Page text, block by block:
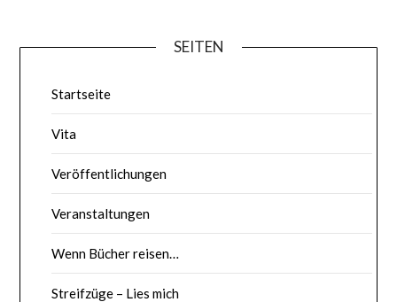
SEITEN
Startseite
Vita
Veröffentlichungen
Veranstaltungen
Wenn Bücher reisen…
Streifzüge – Lies mich